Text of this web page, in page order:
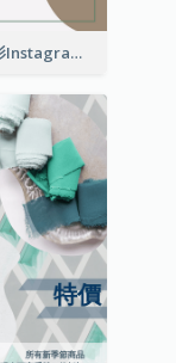
大熱賣摄影Instagram限時動態